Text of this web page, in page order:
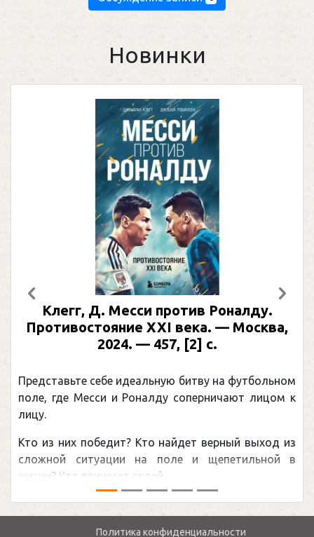
Новинки
Клегг, Д. Месси против Роналду.
Противостояние XXI века. — Москва,
2024. — 457, [2] с.
Представьте себе идеальную битву на футбольном
поле, где Месси и Роналду соперничают лицом к
лицу.
Кто из них победит? Кто найдет верный выход из
сложной ситуации на поле и щепетильной в
жизни? Кто принесет своей ...
Предыдущий
Политика конфиденциальности